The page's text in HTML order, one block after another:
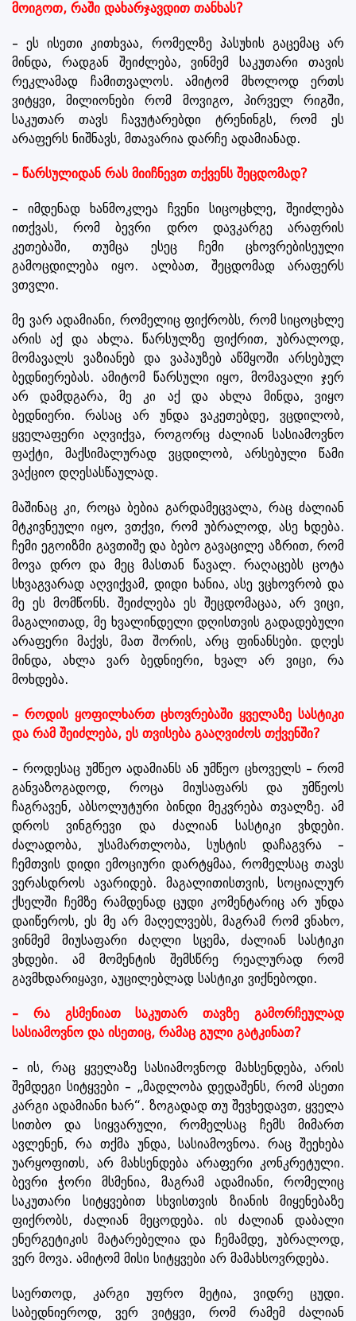
მოიგოთ, რაში დახარჯავდით თანხას?
– ეს ისეთი კითხვაა, რომელზე პასუხის გაცემაც არ
მინდა, რადგან შეიძლება, ვინმემ საკუთარი თავის
რეკლამად ჩამითვალოს. ამიტომ მხოლოდ ერთს
ვიტყვი, მილიონები რომ მოვიგო, პირველ რიგში,
საკუთარ თავს ჩავუტარებდი ტრენინგს, რომ ეს
არაფერს ნიშნავს, მთავარია დარჩე ადამიანად.
– წარსულიდან რას მიიჩნევთ თქვენს შეცდომად?
– იმდენად ხანმოკლეა ჩვენი სიცოცხლე, შეიძლება
ითქვას, რომ ბევრი დრო დავკარგე არაფრის
კეთებაში, თუმცა ესეც ჩემი ცხოვრებისეული
გამოცდილება იყო. ალბათ, შეცდომად არაფერს
ვთვლი.
მე ვარ ადამიანი, რომელიც ფიქრობს, რომ სიცოცხლე
არის აქ და ახლა. წარსულზე ფიქრით, უბრალოდ,
მომავალს ვაზიანებ და ვაპაუზებ აწმყოში არსებულ
ბედნიერებას. ამიტომ წარსული იყო, მომავალი ჯერ
არ დამდგარა, მე კი აქ და ახლა მინდა, ვიყო
ბედნიერი. რასაც არ უნდა ვაკეთებდე, ვცდილობ,
ყველაფერი აღვიქვა, როგორც ძალიან სასიამოვნო
ფაქტი, მაქსიმალურად ვცდილობ, არსებული წამი
ვაქციო დღესასწაულად.
მაშინაც კი, როცა ბებია გარდამეცვალა, რაც ძალიან
მტკივნეული იყო, ვთქვი, რომ უბრალოდ, ასე ხდება.
ჩემი ეგოიზმი გავთიშე და ბებო გავაცილე აზრით, რომ
მოვა დრო და მეც მასთან წავალ. რაღაცებს ცოტა
სხვაგვარად აღვიქვამ, დიდი ხანია, ასე ვცხოვრობ და
მე ეს მომწონს. შეიძლება ეს შეცდომაცაა, არ ვიცი,
მაგალითად, მე ხვალინდელი დღისთვის გადადებული
არაფერი მაქვს, მათ შორის, არც ფინანსები. დღეს
მინდა, ახლა ვარ ბედნიერი, ხვალ არ ვიცი, რა
მოხდება.
– როდის ყოფილხართ ცხოვრებაში ყველაზე სასტიკი
და რამ შეიძლება, ეს თვისება გააღვიძოს თქვენში?
– როდესაც უმწეო ადამიანს ან უმწეო ცხოველს – რომ
განვაზოგადოდ, როცა მიუსაფარს და უმწეოს
ჩაგრავენ, აბსოლუტური ბინდი მეკვრება თვალზე. ამ
დროს ვინგრევი და ძალიან სასტიკი ვხდები.
ძალადობა, უსამართლობა, სუსტის დაჩაგვრა –
ჩემთვის დიდი ემოციური დარტყმაა, რომელსაც თავს
ვერასდროს ავარიდებ. მაგალითისთვის, სოციალურ
ქსელში ჩემზე რამდენად ცუდი კომენტარიც არ უნდა
დაიწეროს, ეს მე არ მაღელვებს, მაგრამ რომ ვნახო,
ვინმემ მიუსაფარი ძაღლი სცემა, ძალიან სასტიკი
ვხდები. ამ მომენტის შემსწრე რეალურად რომ
გავმხდარიყავი, აუცილებლად სასტიკი ვიქნებოდი.
– რა გსმენიათ საკუთარ თავზე გამორჩეულად
სასიამოვნო და ისეთიც, რამაც გული გატკინათ?
– ის, რაც ყველაზე სასიამოვნოდ მახსენდება, არის
შემდეგი სიტყვები – „მადლობა დედაშენს, რომ ასეთი
კარგი ადამიანი ხარ“. ზოგადად თუ შევხედავთ, ყველა
სითბო და სიყვარული, რომელსაც ჩემს მიმართ
ავლენენ, რა თქმა უნდა, სასიამოვნოა. რაც შეეხება
უარყოფითს, არ მახსენდება არაფერი კონკრეტული.
ბევრი ჭორი მსმენია, მაგრამ ადამიანი, რომელიც
საკუთარი სიტყვებით სხვისთვის ზიანის მიყენებაზე
ფიქრობს, ძალიან მეცოდება. ის ძალიან დაბალი
ენერგეტიკის მატარებელია და ჩემამდე, უბრალოდ,
ვერ მოვა. ამიტომ მისი სიტყვები არ მამახსოვრდება.
საერთოდ, კარგი უფრო მეტია, ვიდრე ცუდი.
საბედნიეროდ, ვერ ვიტყვი, რომ რამემ ძალიან